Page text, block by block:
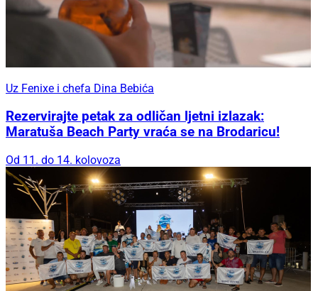
Uz Fenixe i chefa Dina Bebića
Rezervirajte petak za odličan ljetni izlazak:
Maratuša Beach Party vraća se na Brodaricu!
Od 11. do 14. kolovoza